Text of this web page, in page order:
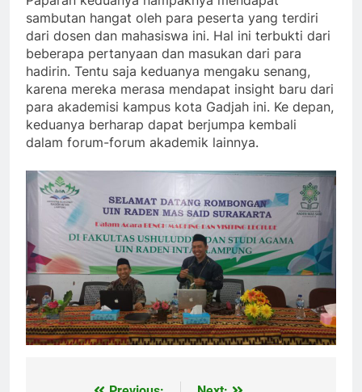
sambutan hangat oleh para peserta yang terdiri
dari dosen dan mahasiswa ini. Hal ini terbukti dari
beberapa pertanyaan dan masukan dari para
hadirin. Tentu saja keduanya mengaku senang,
karena mereka merasa mendapat insight baru dari
para akademisi kampus kota Gadjah ini. Ke depan,
keduanya berharap dapat berjumpa kembali
dalam forum-forum akademik lainnya.